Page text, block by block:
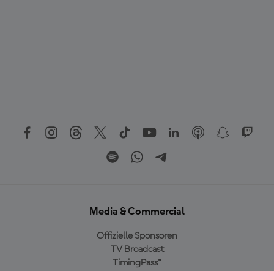
Media & Commercial
Offizielle Sponsoren
TV Broadcast
TimingPass™